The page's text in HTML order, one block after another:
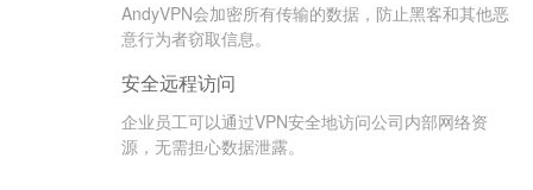
AndyVPN会加密所有传输的数据，防止黑客和其他恶
意行为者窃取信息。
安全远程访问
企业员工可以通过VPN安全地访问公司内部网络资
源，无需担心数据泄露。